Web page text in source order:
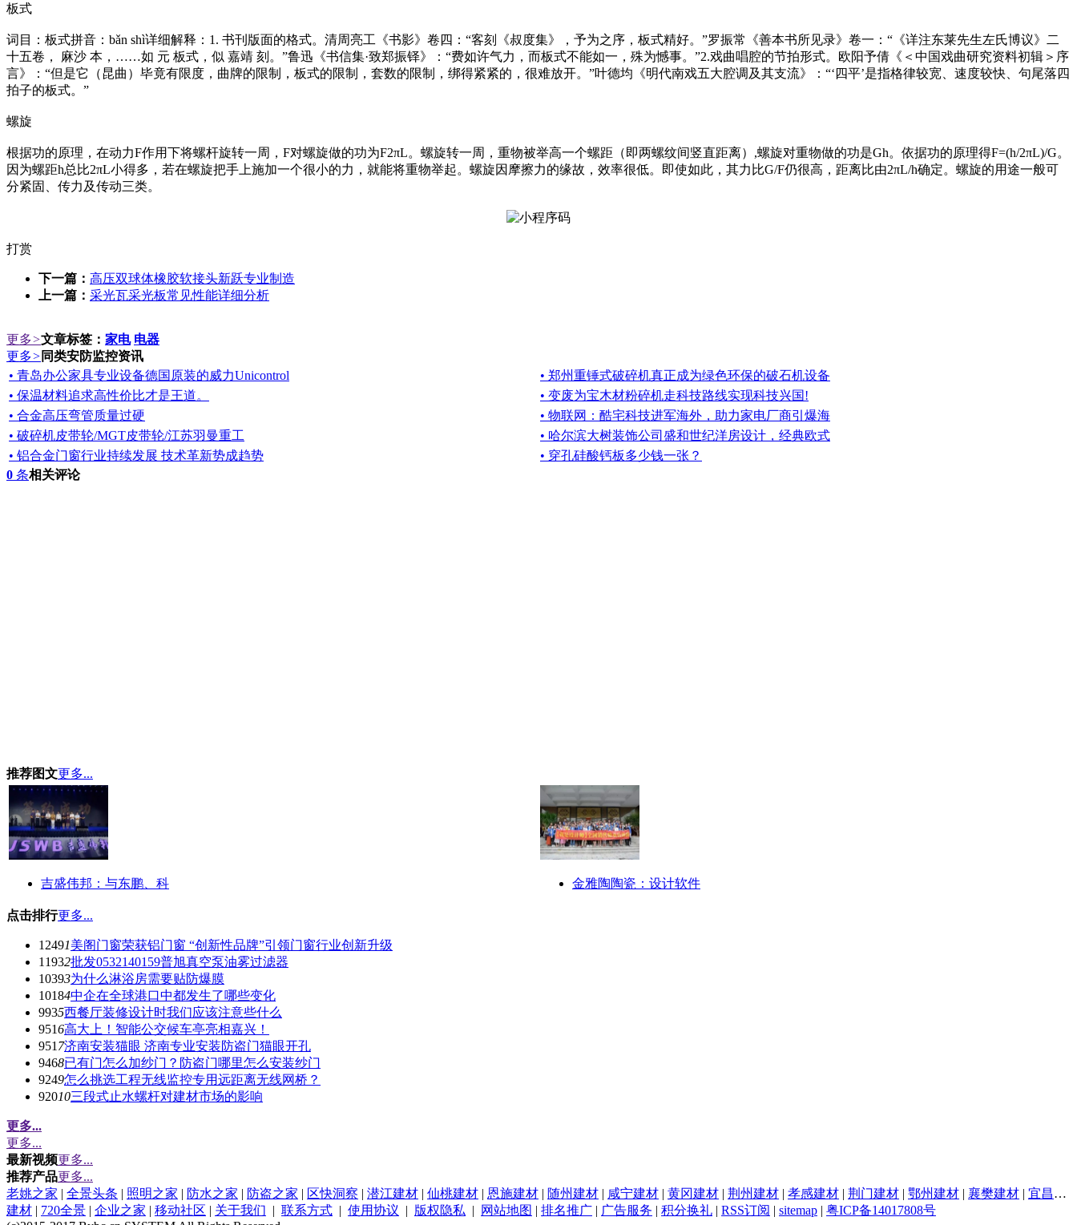
板式
词目：板式拼音：bǎn shì详细解释：1. 书刊版面的格式。清周亮工《书影》卷四：“客刻《叔度集》，予为之序，板式精好。”罗振常《善本书所见录》卷一：“《详注东莱先生左氏博议》二
十五卷， 麻沙 本，……如 元 板式，似 嘉靖 刻。”鲁迅《书信集·致郑振铎》：“费如许气力，而板式不能如一，殊为憾事。”2.戏曲唱腔的节拍形式。欧阳予倩《＜中国戏曲研究资料初辑＞序
言》：“但是它（昆曲）毕竟有限度，曲牌的限制，板式的限制，套数的限制，绑得紧紧的，很难放开。”叶德均《明代南戏五大腔调及其支流》：“‘四平’是指格律较宽、速度较快、句尾落四
拍子的板式。”
螺旋
根据功的原理，在动力F作用下将螺杆旋转一周，F对螺旋做的功为F2πL。螺旋转一周，重物被举高一个螺距（即两螺纹间竖直距离）,螺旋对重物做的功是Gh。依据功的原理得F=(h/2πL)/G。
因为螺距h总比2πL小得多，若在螺旋把手上施加一个很小的力，就能将重物举起。螺旋因摩擦力的缘故，效率很低。即使如此，其力比G/F仍很高，距离比由2πL/h确定。螺旋的用途一般可
分紧固、传力及传动三类。
打赏
下一篇： 高压双球体橡胶软接头新跃专业制造
上一篇： 采光瓦采光板常见性能详细分析
更多>文章标签： 家电 电器
更多> 同类安防监控资讯
• 青岛办公家具专业设备德国原装的威力Unicontrol
• 郑州重锤式破碎机真正成为绿色环保的破石机设备
• 保温材料追求高性价比才是王道。
• 变废为宝木材粉碎机走科技路线实现科技兴国!
• 合金高压弯管质量过硬
• 物联网：酷宅科技进军海外，助力家电厂商引爆海
• 破碎机皮带轮/MGT皮带轮/江苏羽曼重工
• 哈尔滨大树装饰公司盛和世纪洋房设计，经典欧式
• 铝合金门窗行业持续发展 技术革新势成趋势
• 穿孔硅酸钙板多少钱一张？
0 条相关评论
推荐图文更多...
吉盛伟邦：与东鹏、科 金雅陶陶瓷：设计软件
点击排行更多...
12491美阁门窗荣获铝门窗 “创新性品牌”引领门窗行业创新升级
11932批发0532140159普旭真空泵油雾过滤器
10393为什么淋浴房需要贴防爆膜
10184中企在全球港口中都发生了哪些变化
9935西餐厅装修设计时我们应该注意些什么
9516高大上！智能公交候车亭亮相嘉兴！
951 7济南安装猫眼 济南专业安装防盗门猫眼开孔
9468已有门怎么加纱门？防盗门哪里怎么安装纱门
9249怎么挑选工程无线监控专用远距离无线网桥？
92010三段式止水螺杆对建材市场的影响
更多...
更多...
最新视频更多...
推荐产品更多...
老姚之家 | 全景头条 | 照明之家 | 防水之家 | 防盗之家 | 区快洞察 | 潜江建材 | 仙桃建材 | 恩施建材 | 随州建材 | 咸宁建材 | 黄冈建材 | 荆州建材 | 孝感建材 | 荆门建材 | 鄂州建材 | 襄樊建材 | 宜昌建材
建材 | 720全景 | 企业之家 | 移动社区 | 关于我们 | 联系方式 | 使用协议 | 版权隐私 | 网站地图 | 排名推广 | 广告服务 | 积分换礼 | RSS订阅 | sitemap | 粤ICP备14017808号